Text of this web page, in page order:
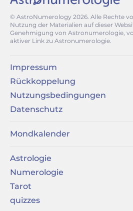
© AstroNumerology 2026. Alle Rechte
Nutzung der Materialien auf dieser
Genehmigung von Astronumerologie,
aktiver Link zu Astronumerologie.
Impressum
Rückkoppelung
Nutzungsbedingungen
Datenschutz
Mondkalender
Astrologie
Numerologie
Tarot
quizzes